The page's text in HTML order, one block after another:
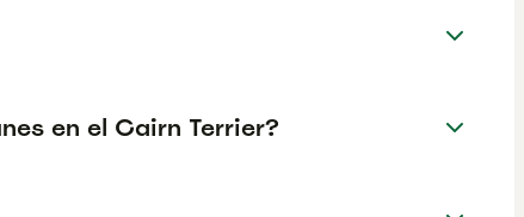
en el Cairn Terrier?